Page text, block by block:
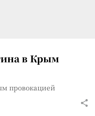
в Крым
провокацией